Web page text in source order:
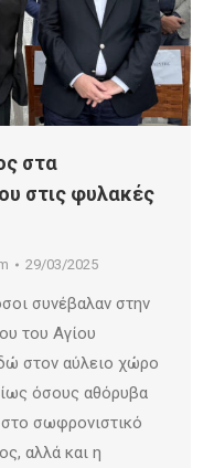
στα
στις φυλακές
29/03/2025
συνέβαλαν στην
του Αγίου
στον αύλειο χώρο
όσους αθόρυβα
σωφρονιστικό
αλλά και η